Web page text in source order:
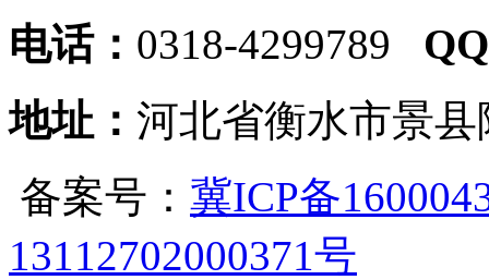
电话： 0318-4299789
地址： 河北省衡水市景
备案号： 冀ICP备
13112702000371号